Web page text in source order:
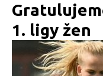
1. ligy žen